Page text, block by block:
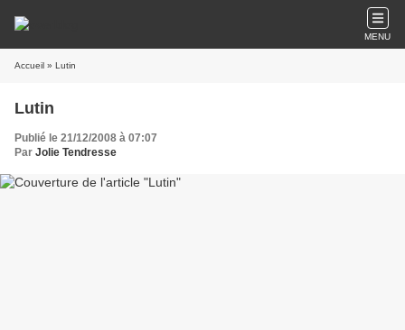
MENU
Accueil » Lutin
Lutin
Publié le 21/12/2008 à 07:07
Par Jolie Tendresse